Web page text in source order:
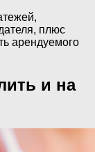
плюс
арендуемого
и на